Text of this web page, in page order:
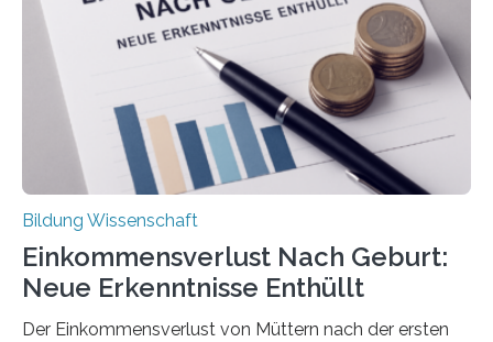
Bildung Wissenschaft
Einkommensverlust Nach Geburt:
Neue Erkenntnisse Enthüllt
Der Einkommensverlust von Müttern nach der ersten